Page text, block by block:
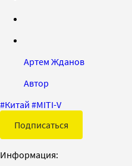
Артем Жданов
Автор
#Китай #MITI-V
Подписаться
Информация: